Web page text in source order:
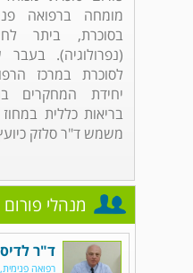
מומחה ברפואה
בסוכרת, ביתר
(נפרולוגיה).
לסוכרת במרכז
יחידת המחקרים
בריאות כללית
משמש ד"ר סלזק
מנהלי
ד"ר
רפואה